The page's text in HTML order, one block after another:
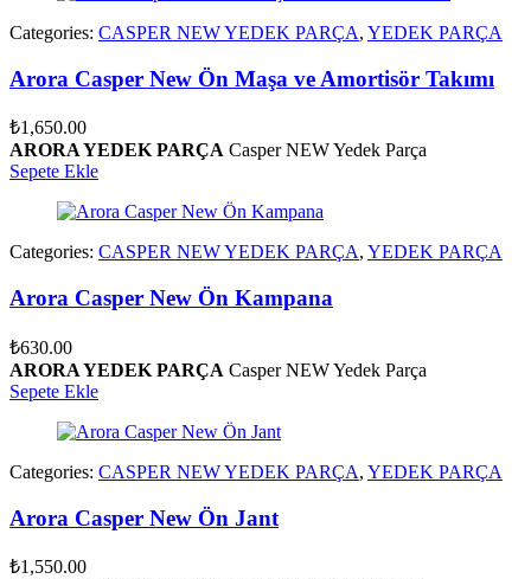
Categories: CASPER NEW YEDEK PARÇA, YEDEK PARÇA
Arora Casper New Ön Maşa ve Amortisör Takımı
₺1,650.00
ARORA YEDEK PARÇA Casper NEW Yedek Parça
Sepete Ekle
Categories: CASPER NEW YEDEK PARÇA, YEDEK PARÇA
Arora Casper New Ön Kampana
₺630.00
ARORA YEDEK PARÇA Casper NEW Yedek Parça
Sepete Ekle
Categories: CASPER NEW YEDEK PARÇA, YEDEK PARÇA
Arora Casper New Ön Jant
₺1,550.00